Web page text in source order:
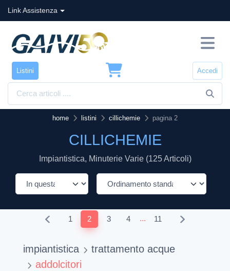
Link Assistenza
Listini Accedi
home listini cillichemie pagina 2
CILLICHEMIE
Impiantistica, Minuterie Varie (125 Articoli)
1 2 3 4 ... 11
impiantistica
trattamento acque
addolcitori